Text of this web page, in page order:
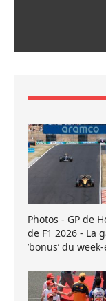
Photos - GP de
de F1 2026 - La
’bonus’ du